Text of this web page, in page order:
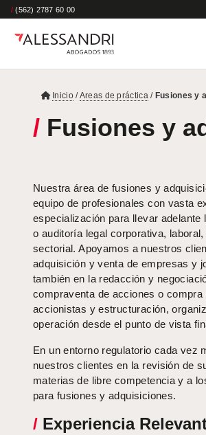
/ (562) 2787 60 00
Inicio/Areas de práctica/ Fusiones y
/ Fusiones y
Nuestra área de fusiones y
equipo de profesionales con vasta
especialización para llevar
o auditoría legal corporativa,
sectorial. Apoyamos a nuestros
adquisición y venta de empresas y
también en la redacción y
compraventa de acciones o
accionistas y estructuración,
operación desde el punto de vista
En un entorno regulatorio cada vez
nuestros clientes en la revisión de
materias de libre competencia y a
para fusiones y adquisiciones.
/ Experiencia